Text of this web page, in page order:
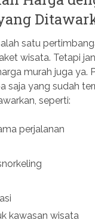
satu
wisata. Tetapi
murah juga ya.
saja yang sudah
seperti:
perjalanan
kawasan wisata